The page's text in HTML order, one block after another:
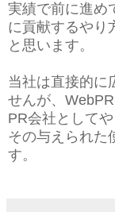
実績で前に進め
に貢献するやり
と思います。
当社は直接的に
せんが、
PR会社として
その与えられた
す。